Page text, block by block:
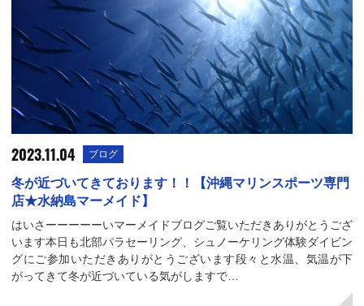
2023.11.04 ブログ
冬が近づいてきております！！【沖縄マリンスポーツ専門
店★水納島マーメイド】
はいさーーーーーいマーメイドブログご覧いただきありがとうござ
います本日も北部パラセーリング、シュノーケリング体験ダイビン
グにご参加いただきありがとうございます段々と水温、気温が下
がってきて冬が近づいている気がしますで…